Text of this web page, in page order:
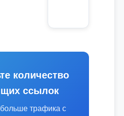
количество
ссылок
трафика с